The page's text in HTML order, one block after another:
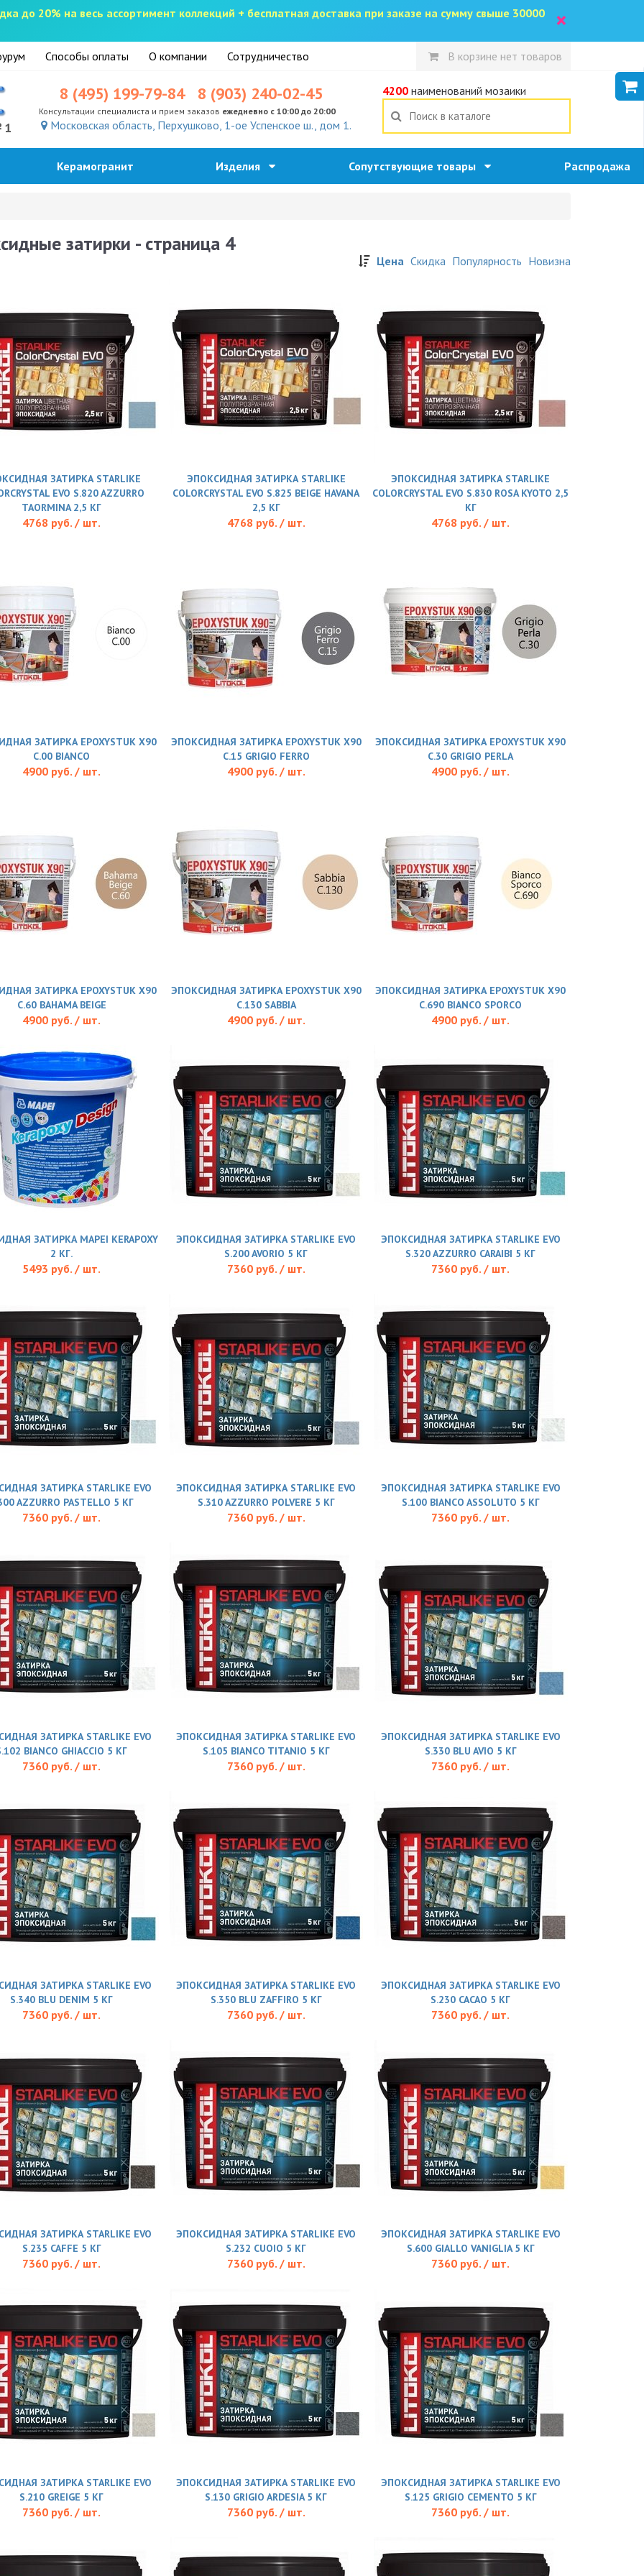
до 20% на весь ассортимент коллекций + бесплатная доставка при заказе на сумму свыше 30000 ×
Способы оплаты О компании Сотрудничество В корзине нет товаров
8 (495) 199-79-84 8 (903) 240-02-45
Консультации специалиста и прием заказов ежедневно с 10:00 до 20:00
Московская область, Перхушково, 1-ое Успенское ш., дом 1.
4200наименований мозаики
Керамогранит Изделия Сопутствующие товары Распродажа
затирки - страница 4
Цена Скидка Популярность Новизна
ЗАТИРКА STARLIKE
EVO S.820 AZZURRO
TAORMINA 2,5 КГ
4768 руб. / шт.
ЭПОКСИДНАЯ ЗАТИРКА STARLIKE
COLORCRYSTAL EVO S.825 BEIGE HAVANA
2,5 КГ
4768 руб. / шт.
ЭПОКСИДНАЯ ЗАТИРКА STARLIKE
COLORCRYSTAL EVO S.830 ROSA KYOTO 2,5
КГ
4768 руб. / шт.
ЗАТИРКА EPOXYSTUK X90
С.00 BIANCO
4900 руб. / шт.
ЭПОКСИДНАЯ ЗАТИРКА EPOXYSTUK X90
С.15 GRIGIO FERRO
4900 руб. / шт.
ЭПОКСИДНАЯ ЗАТИРКА EPOXYSTUK X90
С.30 GRIGIO PERLA
4900 руб. / шт.
ЗАТИРКА EPOXYSTUK X90
С.60 BAHAMA BEIGE
4900 руб. / шт.
ЭПОКСИДНАЯ ЗАТИРКА EPOXYSTUK X90
С.130 SABBIA
4900 руб. / шт.
ЭПОКСИДНАЯ ЗАТИРКА EPOXYSTUK X90
С.690 BIANCO SPORCO
4900 руб. / шт.
ЗАТИРКА MAPEI KERAPOXY
2 КГ.
5493 руб. / шт.
ЭПОКСИДНАЯ ЗАТИРКА STARLIKE EVO
S.200 AVORIO 5 КГ
7360 руб. / шт.
ЭПОКСИДНАЯ ЗАТИРКА STARLIKE EVO
S.320 AZZURRO CARAIBI 5 КГ
7360 руб. / шт.
ЗАТИРКА STARLIKE EVO
AZZURRO PASTELLO 5 КГ
7360 руб. / шт.
ЭПОКСИДНАЯ ЗАТИРКА STARLIKE EVO
S.310 AZZURRO POLVERE 5 КГ
7360 руб. / шт.
ЭПОКСИДНАЯ ЗАТИРКА STARLIKE EVO
S.100 BIANCO ASSOLUTO 5 КГ
7360 руб. / шт.
ЗАТИРКА STARLIKE EVO
BIANCO GHIACCIO 5 КГ
7360 руб. / шт.
ЭПОКСИДНАЯ ЗАТИРКА STARLIKE EVO
S.105 BIANCO TITANIO 5 КГ
7360 руб. / шт.
ЭПОКСИДНАЯ ЗАТИРКА STARLIKE EVO
S.330 BLU AVIO 5 КГ
7360 руб. / шт.
ЗАТИРКА STARLIKE EVO
S.340 BLU DENIM 5 КГ
7360 руб. / шт.
ЭПОКСИДНАЯ ЗАТИРКА STARLIKE EVO
S.350 BLU ZAFFIRO 5 КГ
7360 руб. / шт.
ЭПОКСИДНАЯ ЗАТИРКА STARLIKE EVO
S.230 CACAO 5 КГ
7360 руб. / шт.
ЗАТИРКА STARLIKE EVO
S.235 CAFFE 5 КГ
7360 руб. / шт.
ЭПОКСИДНАЯ ЗАТИРКА STARLIKE EVO
S.232 CUOIO 5 КГ
7360 руб. / шт.
ЭПОКСИДНАЯ ЗАТИРКА STARLIKE EVO
S.600 GIALLO VANIGLIA 5 КГ
7360 руб. / шт.
ЗАТИРКА STARLIKE EVO
S.210 GREIGE 5 КГ
7360 руб. / шт.
ЭПОКСИДНАЯ ЗАТИРКА STARLIKE EVO
S.130 GRIGIO ARDESIA 5 КГ
7360 руб. / шт.
ЭПОКСИДНАЯ ЗАТИРКА STARLIKE EVO
S.125 GRIGIO CEMENTO 5 КГ
7360 руб. / шт.